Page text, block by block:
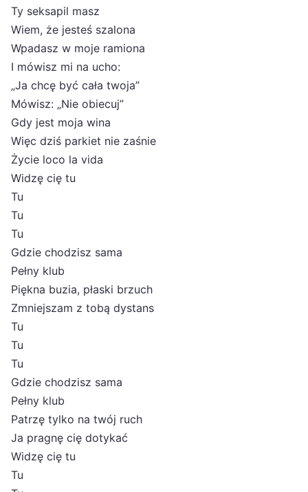
Ty seksapil masz
Wiem, że jesteś szalona
Wpadasz w moje ramiona
I mówisz mi na ucho:
„Ja chcę być cała twoja”
Mówisz: „Nie obiecuj”
Gdy jest moja wina
Więc dziś parkiet nie zaśnie
Życie loco la vida
Widzę cię tu
Tu
Tu
Tu
Gdzie chodzisz sama
Pełny klub
Piękna buzia, płaski brzuch
Zmniejszam z tobą dystans
Tu
Tu
Tu
Gdzie chodzisz sama
Pełny klub
Patrzę tylko na twój ruch
Ja pragnę cię dotykać
Widzę cię tu
Tu